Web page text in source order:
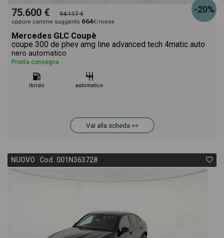
-20%
75.600 € 94.117 €
oppure canone suggerito 664€/mese
Mercedes GLC Coupè
coupe 300 de phev amg line advanced tech 4matic auto
nero automatico
Pronta consegna
ibrido automatico
Vai alla scheda >>
NUOVO Cod. 001N363728